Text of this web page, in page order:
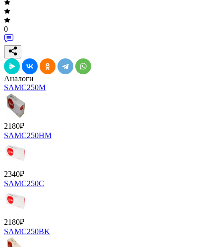
0
Аналоги
SAMC250M
2180₽
SAMC250HM
2340₽
SAMC250C
2180₽
SAMC250BK